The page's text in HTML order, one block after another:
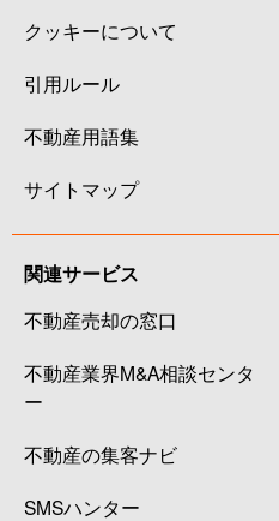
クッキーについて
引用ルール
不動産用語集
サイトマップ
関連サービス
不動産売却の窓口
不動産業界M&A相談センタ
ー
不動産の集客ナビ
SMSハンター